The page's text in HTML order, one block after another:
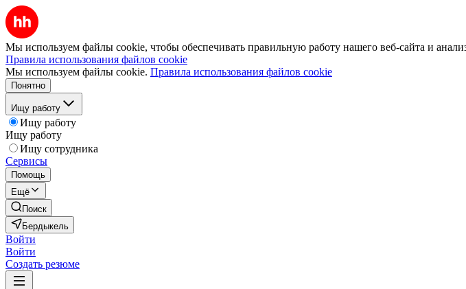
Мы используем файлы cookie, чтобы обеспечивать правильную работу нашего веб-сайта и
Правила использования файлов cookie
Мы используем файлы cookie. Правила использования файлов cookie
Понятно
Ищу работу
Ищу работу
Ищу работу
Ищу сотрудника
Сервисы
Помощь
Ещё
Поиск
Бердыкель
Войти
Войти
Создать резюме